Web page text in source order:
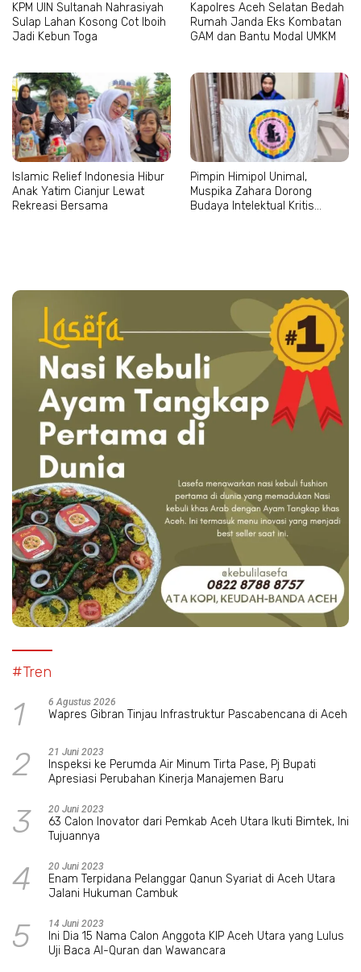
KPM UIN Sultanah Nahrasiyah
Sulap Lahan Kosong Cot Iboih
Jadi Kebun Toga
Kapolres Aceh Selatan Bedah
Rumah Janda Eks Kombatan
GAM dan Bantu Modal UMKM
Islamic Relief Indonesia Hibur
Anak Yatim Cianjur Lewat
Rekreasi Bersama
Pimpin Himipol Unimal,
Muspika Zahara Dorong
Budaya Intelektual Kritis
#Tren
1 6 Agustus 2026
Wapres Gibran Tinjau Infrastruktur Pascabencana di Aceh
2 21 Juni 2023
Inspeksi ke Perumda Air Minum Tirta Pase, Pj Bupati
Apresiasi Perubahan Kinerja Manajemen Baru
3 20 Juni 2023
63 Calon Inovator dari Pemkab Aceh Utara Ikuti Bimtek, Ini
Tujuannya
4 20 Juni 2023
Enam Terpidana Pelanggar Qanun Syariat di Aceh Utara
Jalani Hukuman Cambuk
5 14 Juni 2023
Ini Dia 15 Nama Calon Anggota KIP Aceh Utara yang Lulus
Uji Baca Al-Quran dan Wawancara